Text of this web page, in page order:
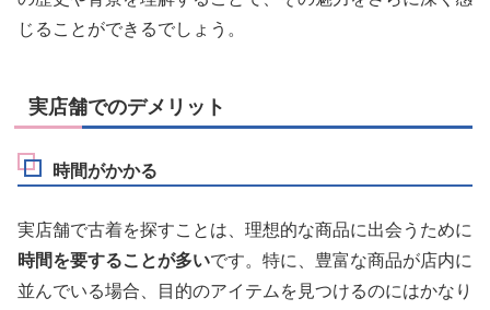
じることができるでしょう。
実店舗でのデメリット
時間がかかる
実店舗で古着を探すことは、理想的な商品に出会うために
時間を要することが多いです。特に、豊富な商品が店内に
並んでいる場合、目的のアイテムを見つけるのにはかなり